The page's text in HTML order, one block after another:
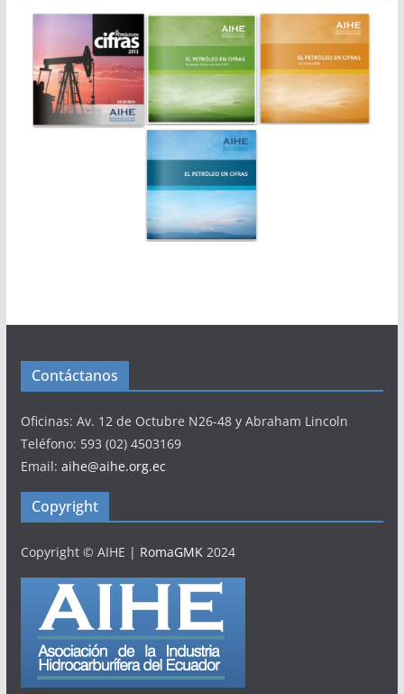
Contáctanos
Oficinas: Av. 12 de Octubre N26-48 y Abraham Lincoln
Teléfono: 593 (02) 4503169
Email: aihe@aihe.org.ec
Copyright
Copyright © AIHE | RomaGMK2024